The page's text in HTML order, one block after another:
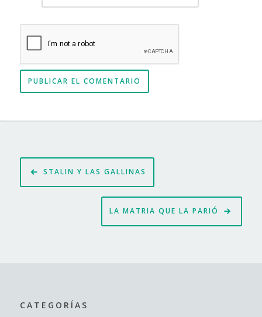
Navegación
de
STALIN Y LAS GALLINAS
LA MATRIA QUE LA PARIÓ
CATEGORÍAS